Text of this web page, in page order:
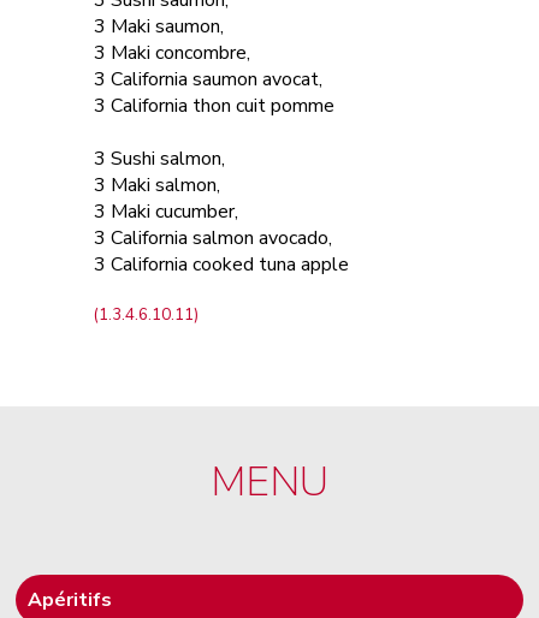
3 Maki saumon,
3 Maki concombre,
3 California saumon avocat,
3 California thon cuit pomme
3 Sushi salmon,
3 Maki salmon,
3 Maki cucumber,
3 California salmon avocado,
3 California cooked tuna apple
(1.3.4.6.10.11)
MENU
Apéritifs